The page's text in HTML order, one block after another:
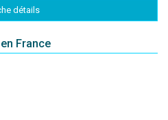
détails
France